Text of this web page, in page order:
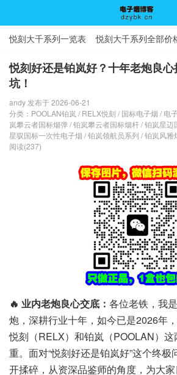
悦刻大千系列一览表 悦刻大千系列全部价
悦刻好还是铂岚好？十年老炮良
坑！
andy 发布于 2026-06-21
分类： POOLAN铂岚 / RELX悦刻 / 国标电子烟 / 电
岚攀云者国标烟弹/铂岚攀云者国标烟杆/铂岚星迈
星驭国标一次性电子烟 /铂岚领航员系列 /铂岚风雅
阅读(237)
🔥 业内老炮良心交底： 各位老铁，我
炮，深耕行业十年，如今已是2026年
悦刻（RELX）和铂岚（POOLAN）
重。面对“悦刻好还是铂岚好”这个终
开揉碎，从资深品鉴师的角度，为大家